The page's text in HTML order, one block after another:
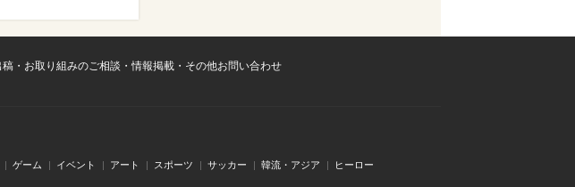
稿・お取り組みのご相談・情報掲載・その他お問い合わせ
ゲーム イベント アート スポーツ サッカー 韓流・アジア ヒーロー